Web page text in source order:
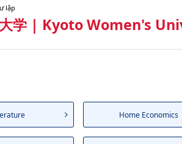
lập
学 | Kyoto Women's
Home Economics